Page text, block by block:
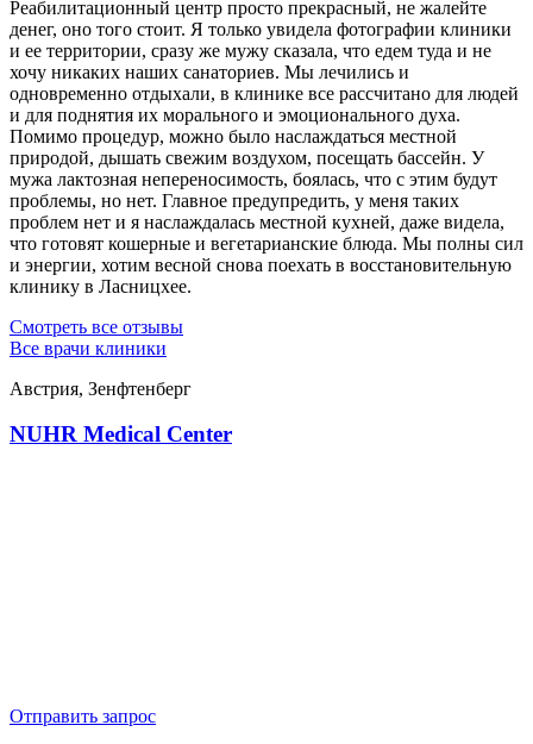
Реабилитационный центр просто прекрасный, не жалейте
денег, оно того стоит. Я только увидела фотографии клиники
и ее территории, сразу же мужу сказала, что едем туда и не
хочу никаких наших санаториев. Мы лечились и
одновременно отдыхали, в клинике все рассчитано для людей
и для поднятия их морального и эмоционального духа.
Помимо процедур, можно было наслаждаться местной
природой, дышать свежим воздухом, посещать бассейн. У
мужа лактозная непереносимость, боялась, что с этим будут
проблемы, но нет. Главное предупредить, у меня таких
проблем нет и я наслаждалась местной кухней, даже видела,
что готовят кошерные и вегетарианские блюда. Мы полны сил
и энергии, хотим весной снова поехать в восстановительную
клинику в Ласницхее.
Смотреть все отзывы
Все врачи клиники
Австрия, Зенфтенберг
NUHR Medical Center
Отправить запрос